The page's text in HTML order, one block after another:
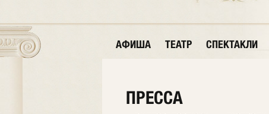
АФИША ТЕАТР СПЕКТАКЛИ
ПРЕССА